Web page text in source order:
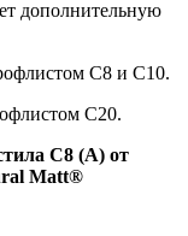
дополнительную
С8 и С10.
С20.
С8 (А) от
Matt®